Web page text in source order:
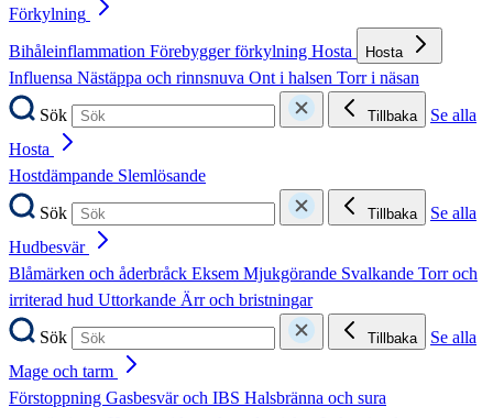
Förkylning
Bihåleinflammation Förebygger förkylning Hosta Hosta
Influensa Nästäppa och rinnsnuva Ont i halsen Torr i näsan
Sök
Tillbaka
Se alla
Hosta
Hostdämpande Slemlösande
Sök
Tillbaka
Se alla
Hudbesvär
Blåmärken och åderbråck Eksem Mjukgörande Svalkande Torr och
irriterad hud Uttorkande Ärr och bristningar
Sök
Tillbaka
Se alla
Mage och tarm
Förstoppning Gasbesvär och IBS Halsbränna och sura